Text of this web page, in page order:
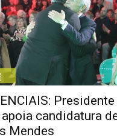
candidatura
Mendes